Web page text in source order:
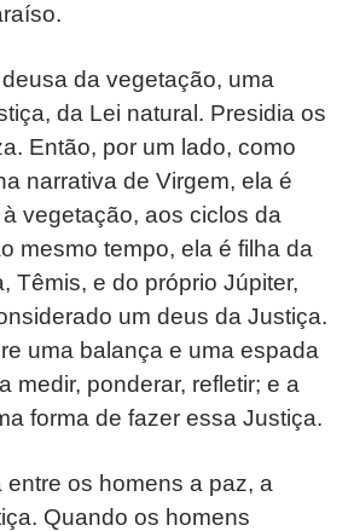
da vegetação, uma
da Lei natural. Presidia os
Então, por um lado, como
narrativa de Virgem, ela é
vegetação, aos ciclos da
mesmo tempo, ela é filha da
Têmis, e do próprio Júpiter,
um deus da Justiça.
uma balança e uma espada
medir, ponderar, refletir; e a
forma de fazer essa Justiça.
entre os homens a paz, a
Quando os homens